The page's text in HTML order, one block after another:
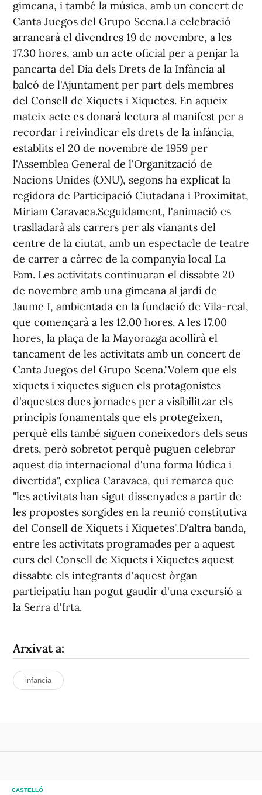
gimcana, i també la música, amb un concert de
Canta Juegos del Grupo Scena.La celebració
arrancarà el divendres 19 de novembre, a les
17.30 hores, amb un acte oficial per a penjar la
pancarta del Dia dels Drets de la Infància al
balcó de l'Ajuntament per part dels membres
del Consell de Xiquets i Xiquetes. En aqueix
mateix acte es donarà lectura al manifest per a
recordar i reivindicar els drets de la infància,
establits el 20 de novembre de 1959 per
l'Assemblea General de l'Organització de
Nacions Unides (ONU), segons ha explicat la
regidora de Participació Ciutadana i Proximitat,
Miriam Caravaca.Seguidament, l'animació es
traslladarà als carrers per als vianants del
centre de la ciutat, amb un espectacle de teatre
de carrer a càrrec de la companyia local La
Fam. Les activitats continuaran el dissabte 20
de novembre amb una gimcana al jardí de
Jaume I, ambientada en la fundació de Vila-real,
que començarà a les 12.00 hores. A les 17.00
hores, la plaça de la Mayorazga acollirà el
tancament de les activitats amb un concert de
Canta Juegos del Grupo Scena."Volem que els
xiquets i xiquetes siguen els protagonistes
d'aquestes dues jornades per a visibilitzar els
principis fonamentals que els protegeixen,
perquè ells també siguen coneixedors dels seus
drets, però sobretot perquè puguen celebrar
aquest dia internacional d'una forma lúdica i
divertida", explica Caravaca, qui remarca que
"les activitats han sigut dissenyades a partir de
les propostes sorgides en la reunió constitutiva
del Consell de Xiquets i Xiquetes".D'altra banda,
entre les activitats programades per a aquest
curs del Consell de Xiquets i Xiquetes aquest
dissabte els integrants d'aquest òrgan
participatiu han pogut gaudir d'una excursió a
la Serra d'Irta.
Arxivat a:
infancia
CASTELLÓ